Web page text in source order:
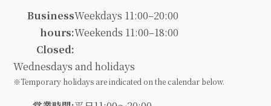
Business
hours:
Weekdays 11:00–20:00
Weekends 11:00–18:00
Closed:
Wednesdays and holidays
※Temporary holidays are indicated on the calendar below.